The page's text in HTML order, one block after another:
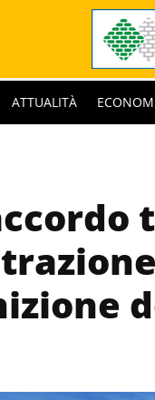
ATTUALITÀ